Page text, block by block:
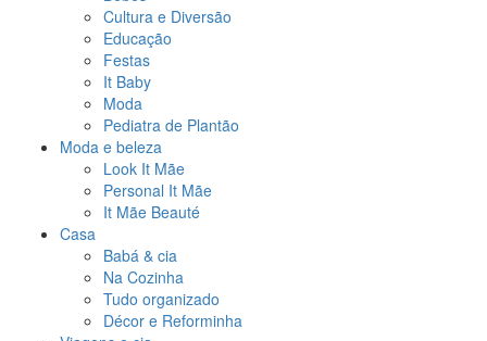
Cultura e Diversão
Educação
Festas
It Baby
Moda
Pediatra de Plantão
Moda e beleza
Look It Mãe
Personal It Mãe
It Mãe Beauté
Casa
Babá & cia
Na Cozinha
Tudo organizado
Décor e Reforminha